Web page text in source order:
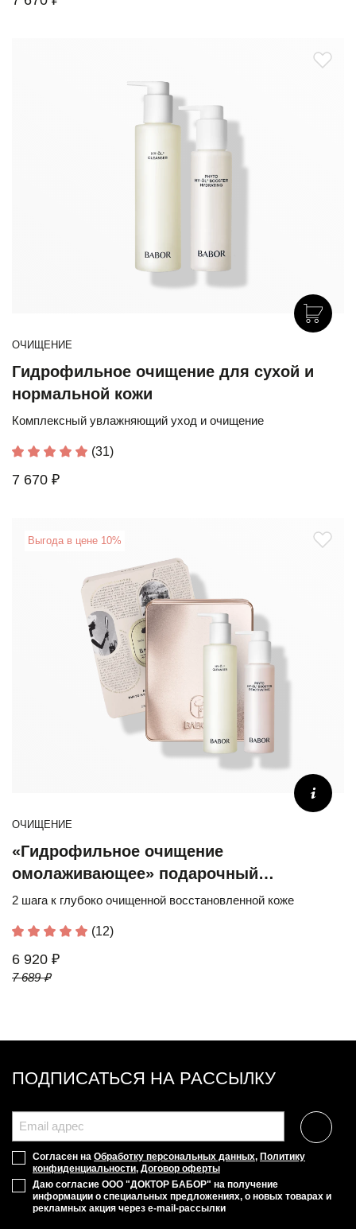
ОЧИЩЕНИЕ
Гидрофильное очищение для сухой и
нормальной кожи
Комплексный увлажняющий уход и очищение
(31)
7 670 ₽
Выгода в цене 10%
ОЧИЩЕНИЕ
«Гидрофильное очищение
омолаживающее» подарочный
юбилейный набор
2 шага к глубоко очищенной восстановленной коже
(12)
6 920 ₽
7 689 ₽
ПОДПИСАТЬСЯ НА РАССЫЛКУ
Согласен на Обработку персональных данных, Политику
конфиденциальности, Договор оферты
Даю согласие ООО "ДОКТОР БАБОР" на получение
информации о специальных предложениях, о новых товарах и
рекламных акция через e-mail-рассылки